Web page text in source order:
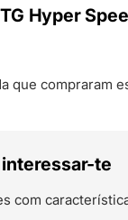
Hyper
que compraram
te
com